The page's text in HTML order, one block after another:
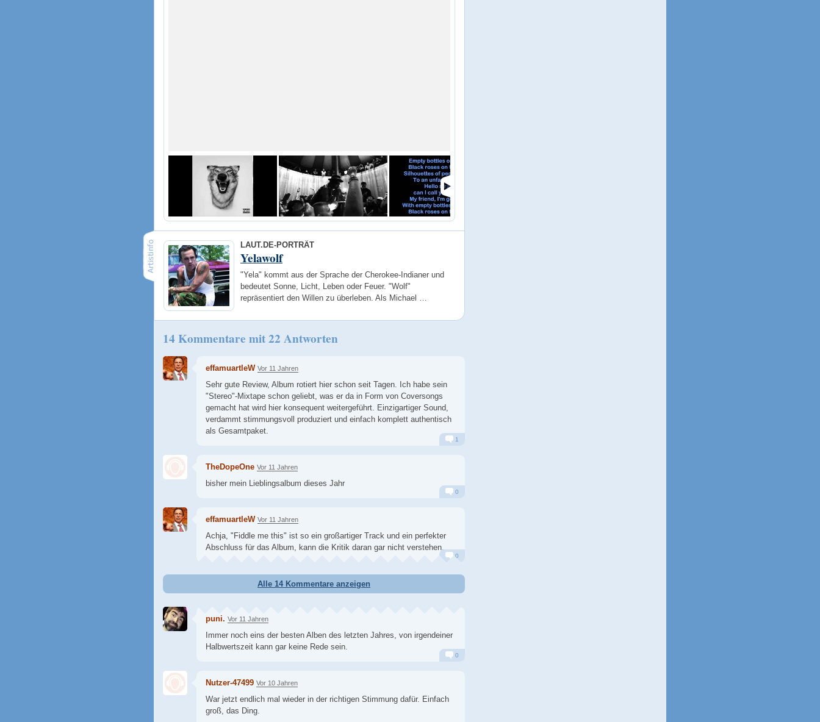
LAUT.DE-PORTRÄT
Yelawolf
"Yela" kommt aus der Sprache der Cherokee-Indianer und
bedeutet Sonne, Licht, Leben oder Feuer. "Wolf"
repräsentiert den Willen zu überleben. Als Michael …
14 Kommentare mit 22 Antworten
effamuartleW Vor 11 Jahren
Sehr gute Review, Album rotiert hier schon seit Tagen. Ich habe sein
"Stereo"-Mixtape schon geliebt, was er da in Form von Coversongs
gemacht hat wird hier konsequent weitergeführt. Einzigartiger Sound,
verdammt stimmungsvoll produziert und einfach komplett authentisch
als Gesamtpaket.
1
TheDopeOne Vor 11 Jahren
bisher mein Lieblingsalbum dieses Jahr
0
effamuartleW Vor 11 Jahren
Achja, "Fiddle me this" ist so ein großartiger Track und ein perfekter
Abschluss für das Album, kann die Kritik daran gar nicht verstehen.
0
Alle 14 Kommentare anzeigen
puni. Vor 11 Jahren
Immer noch eins der besten Alben des letzten Jahres, von irgendeiner
Halbwertszeit kann gar keine Rede sein.
0
Nutzer-47499 Vor 10 Jahren
War jetzt endlich mal wieder in der richtigen Stimmung dafür. Einfach
groß, das Ding.